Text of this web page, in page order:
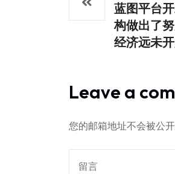
蓝图平台
构做出了
经济远未
Leave a
您的邮箱地址不会被公开